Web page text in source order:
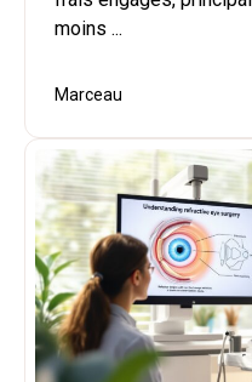
moins ...
Marceau